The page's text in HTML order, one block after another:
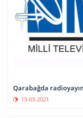
Qarabağda
13-03-2021